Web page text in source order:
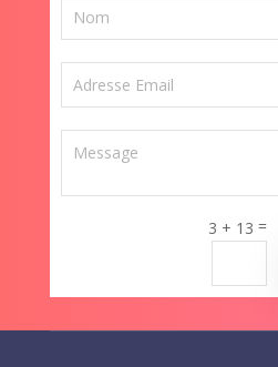
3 + 13 =